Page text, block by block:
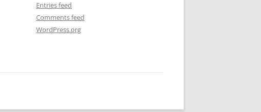
Entries feed
Comments feed
WordPress.org